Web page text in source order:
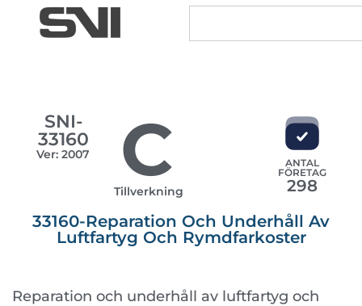
SNI-
33160
Ver: 2007 C
Tillverkning
ANTAL
FÖRETAG
298
33160-Reparation Och Underhåll Av
Luftfartyg Och Rymdfarkoster
Reparation och underhåll av luftfartyg och